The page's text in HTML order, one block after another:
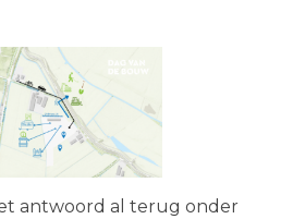
antwoord al terug onder